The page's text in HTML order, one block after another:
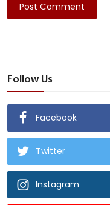
Post Comment
Follow Us
Facebook
Twitter
Instagram